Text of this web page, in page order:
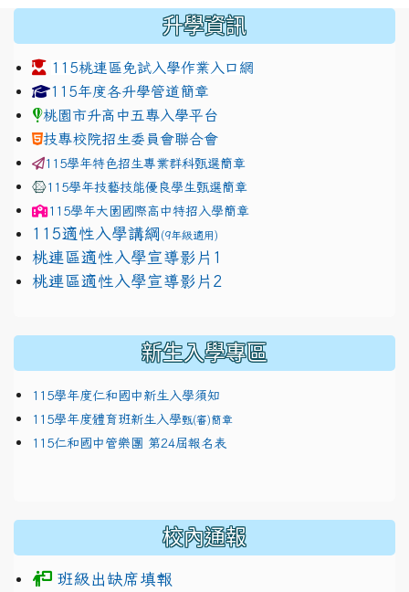
升學資訊
115桃連區免試入學作業入口網
link to https://www.jhjhs.tyc.edu.tw/modules/
115年度各升學管道簡章
桃園市升高中五專入學平台
技專校院招生委員會聯合會
115學年特色招生專業群科甄選簡章
115學年技藝技能優良學生甄選簡章
115學年大園國際高中特招入學簡章
115適性入學講綱 (9年級適用)
link to https://docs.google.com/presentation/d/
桃連區適性入學宣導影片1
link to https://docs.google.com/presentation/d/
桃連區適性入學宣導影片2
新生入學專區
115學年度仁和國中新生入學須知
115學年度體育班新生入學甄(審)簡章
115仁和國中管樂團 第24屆報名表
校內通報
班級出缺席填報